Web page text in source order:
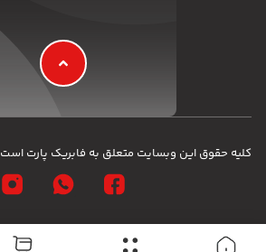
کلیه حقوق این وبسایت متعلق به فابریک پارت است